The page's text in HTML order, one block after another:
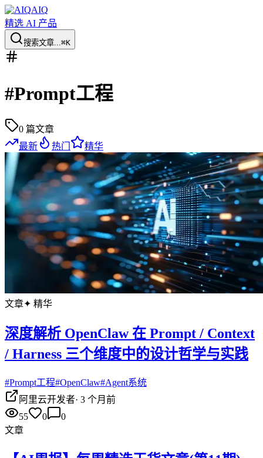
AIQ
精选 AI 产品
搜索文章...⌘K
#Prompt工程
0 篇文章
最新
热门 精华
文章✦ 精华
深度解析 OpenClaw 在 Prompt / Context
/ Harness 三个维度中的设计哲学与实践
#Prompt工程#OpenClaw#Agent系统
阿里云开发者· 3 个月前
55
0
0
文章